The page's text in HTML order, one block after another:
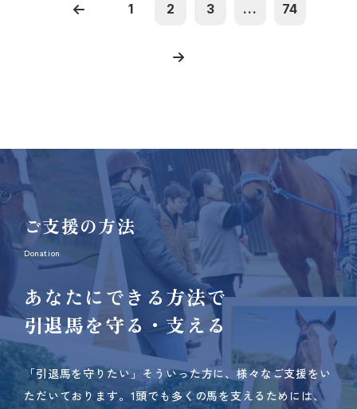
1 2 3 ... 74
ご支援の方法
Donation
あなたにできる方法で
引退馬を守る・支える
「引退馬を守りたい」そういった方に、様々なご支援をい
ただいております。 1頭でも多くの馬を支えるためには、